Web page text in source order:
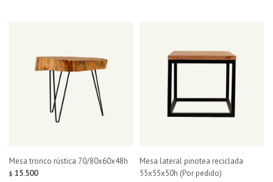
Mesa tronco rústica 70/80x60x48h
$ 15.500
Mesa lateral pinotea reciclada
55x55x50h (Por pedido)